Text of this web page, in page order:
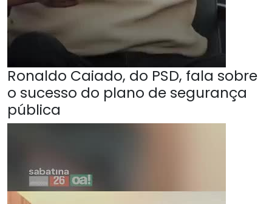
Ronaldo Caiado, do PSD, fala sobre
o sucesso do plano de segurança
pública